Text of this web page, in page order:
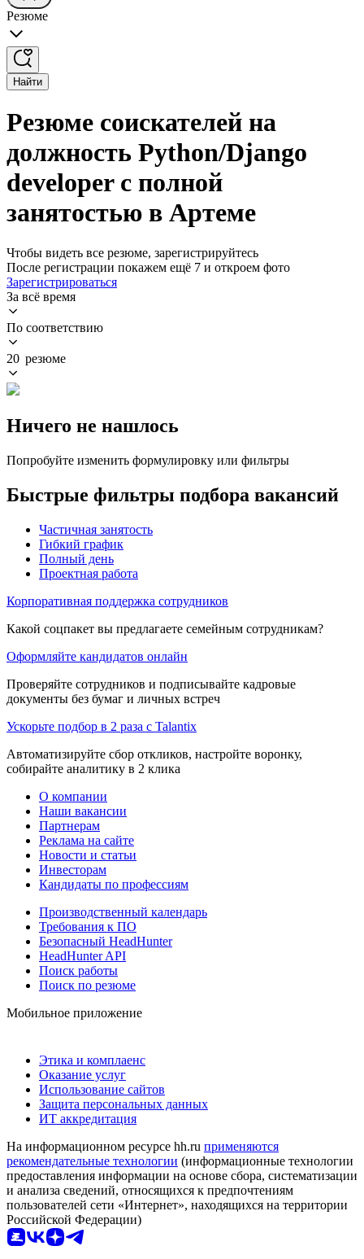
Резюме
Найти
Резюме соискателей на
должность Python/Django
developer с полной
занятостью в Артеме
Чтобы видеть все резюме, зарегистрируйтесь
После регистрации покажем ещё 7 и откроем фото
Зарегистрироваться
За всё время
По соответствию
20 резюме
Ничего не нашлось
Попробуйте изменить формулировку или фильтры
Быстрые фильтры подбора вакансий
Частичная занятость
Гибкий график
Полный день
Проектная работа
Корпоративная поддержка сотрудников
Какой соцпакет вы предлагаете семейным сотрудникам?
Оформляйте кандидатов онлайн
Проверяйте сотрудников и подписывайте кадровые
документы без бумаг и личных встреч
Ускорьте подбор в 2 раза с Talantix
Автоматизируйте сбор откликов, настройте воронку,
собирайте аналитику в 2 клика
О компании
Наши вакансии
Партнерам
Реклама на сайте
Новости и статьи
Инвесторам
Кандидаты по профессиям
Производственный календарь
Требования к ПО
Безопасный HeadHunter
HeadHunter API
Поиск работы
Поиск по резюме
Мобильное приложение
Этика и комплаенс
Оказание услуг
Использование сайтов
Защита персональных данных
ИТ аккредитация
На информационном ресурсе hh.ru применяются
рекомендательные технологии (информационные технологии
предоставления информации на основе сбора, систематизации
и анализа сведений, относящихся к предпочтениям
пользователей сети «Интернет», находящихся на территории
Российской Федерации)